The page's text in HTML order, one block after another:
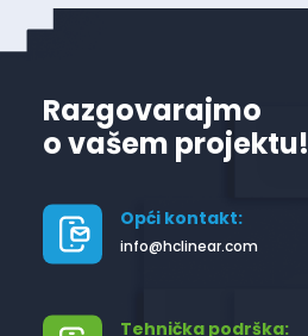
Razgovarajmo
o vašem projektu!
Opći kontakt:
info@hclinear.com
Tehnička podrška: